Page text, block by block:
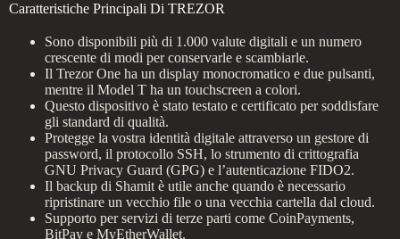
Caratteristiche Principali Di TREZOR
Sono disponibili più di 1.000 valute digitali e un numero
crescente di modi per conservarle e scambiarle.
Il Trezor One ha un display monocromatico e due pulsanti,
mentre il Model T ha un touchscreen a colori.
Questo dispositivo è stato testato e certificato per soddisfare
gli standard di qualità.
Protegge la vostra identità digitale attraverso un gestore di
password, il protocollo SSH, lo strumento di crittografia
GNU Privacy Guard (GPG) e l’autenticazione FIDO2.
Il backup di Shamit è utile anche quando è necessario
ripristinare un vecchio file o una vecchia cartella dal cloud.
Supporto per servizi di terze parti come CoinPayments,
BitPay e MyEtherWallet.